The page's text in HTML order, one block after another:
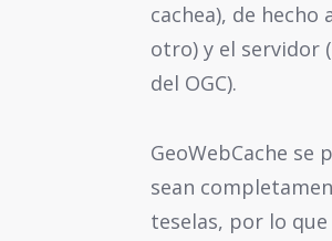
cachea), de
otro) y el servidor
del OGC).
GeoWebCache
sean
teselas, por lo